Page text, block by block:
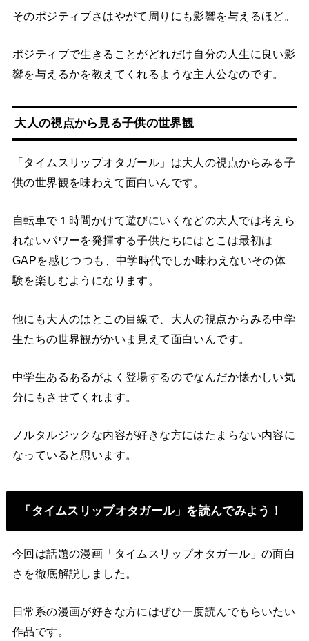
そのポジティブさはやがて周りにも影響を与えるほど。
ポジティブで生きることがどれだけ自分の人生に良い影
響を与えるかを教えてくれるような主人公なのです。
大人の視点から見る子供の世界観
「タイムスリップオタガール」は大人の視点からみる子
供の世界観を味わえて面白いんです。
自転車で１時間かけて遊びにいくなどの大人では考えら
れないパワーを発揮する子供たちにはとこは最初は
GAPを感じつつも、中学時代でしか味わえないその体
験を楽しむようになります。
他にも大人のはとこの目線で、大人の視点からみる中学
生たちの世界観がかいま見えて面白いんです。
中学生あるあるがよく登場するのでなんだか懐かしい気
分にもさせてくれます。
ノルタルジックな内容が好きな方にはたまらない内容に
なっていると思います。
「タイムスリップオタガール」を読んでみよう！
今回は話題の漫画「タイムスリップオタガール」の面白
さを徹底解説しました。
日常系の漫画が好きな方にはぜひ一度読んでもらいたい
作品です。